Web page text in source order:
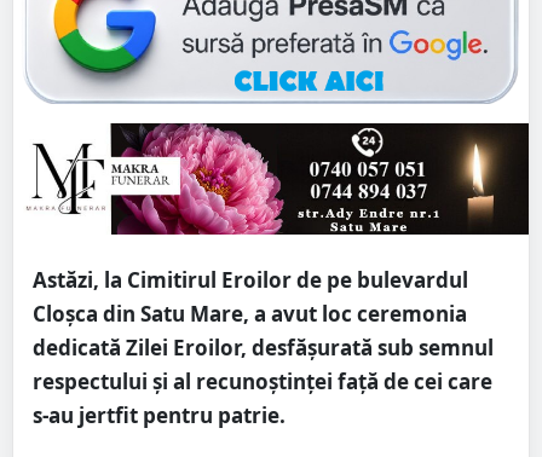
Astăzi, la Cimitirul Eroilor de pe bulevardul
Cloșca din Satu Mare, a avut loc ceremonia
dedicată Zilei Eroilor, desfășurată sub semnul
respectului și al recunoștinței față de cei care
s-au jertfit pentru patrie.